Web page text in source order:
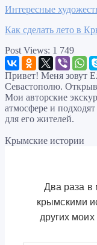
Интересные
Как сделать лето в
Post Views: 1 749
Привет! Меня зовут
Севастополю.
Мои авторские
атмосфере и
для его жителей.
Крымские истории
Два раза в
крымскими
других